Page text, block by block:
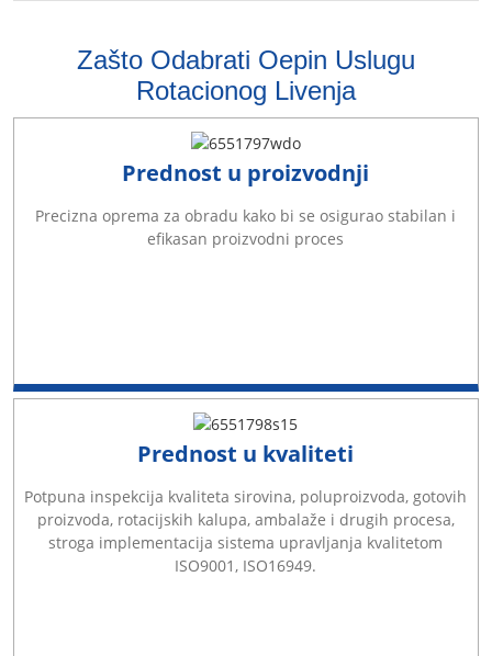
Zašto Odabrati Oepin Uslugu
Rotacionog Livenja
Prednost u proizvodnji
Precizna oprema za obradu kako bi se osigurao stabilan i
efikasan proizvodni proces
Prednost u kvaliteti
Potpuna inspekcija kvaliteta sirovina, poluproizvoda, gotovih
proizvoda, rotacijskih kalupa, ambalaže i drugih procesa,
stroga implementacija sistema upravljanja kvalitetom
ISO9001, ISO16949.